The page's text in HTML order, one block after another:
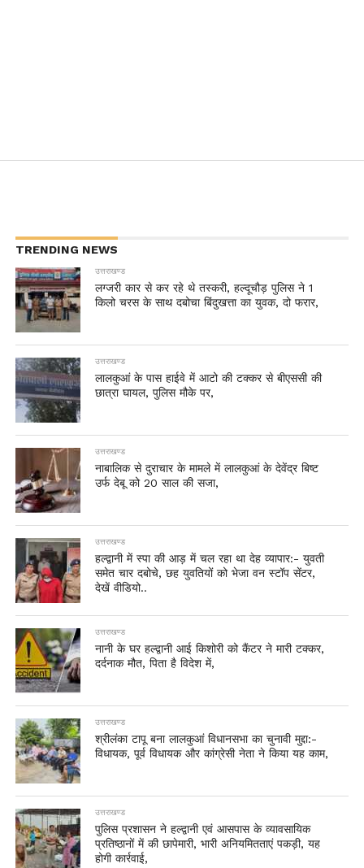
TRENDING NEWS
उत्तराखण्ड
लग्जरी कार से कर रहे थे तस्करी, हल्दूचौड़ पुलिस ने 1
किलो चरस के साथ दबोचा बिंदुखत्ता का युवक, दो फरार,
उत्तराखण्ड
लालकुआं के पास हाईवे में आटो की टक्कर से बीएससी की
छात्रा घायल, पुलिस मौके पर,
उत्तराखण्ड
नाबालिक से दुराचार के मामले में लालकुआं के देवेंद्र बिष्ट
उर्फ देबू को 20 साल की सजा,
उत्तराखण्ड
हल्द्वानी में स्पा की आड़ में चल रहा था देह व्यापार:- युवती
समेत चार दबोचे, छह युवतियों को भेजा वन स्टॉप सेंटर,
देखें वीडियो..
उत्तराखण्ड
नानी के घर हल्द्वानी आई किशोरी को कैंटर ने मारी टक्कर,
दर्दनाक मौत, पिता है विदेश में,
उत्तराखण्ड
श्रीलंका टापू बना लालकुआं विधानसभा का चुनावी मुद्दा:-
विधायक, पूर्व विधायक और कांग्रेसी नेता ने किया यह काम,
उत्तराखण्ड
पुलिस प्रशासन ने हल्द्वानी एवं आसपास के व्यावसायिक
प्रतिष्ठानों में की छापेमारी, भारी अनियमितताएं पकड़ी, यह
होगी कार्रवाई,